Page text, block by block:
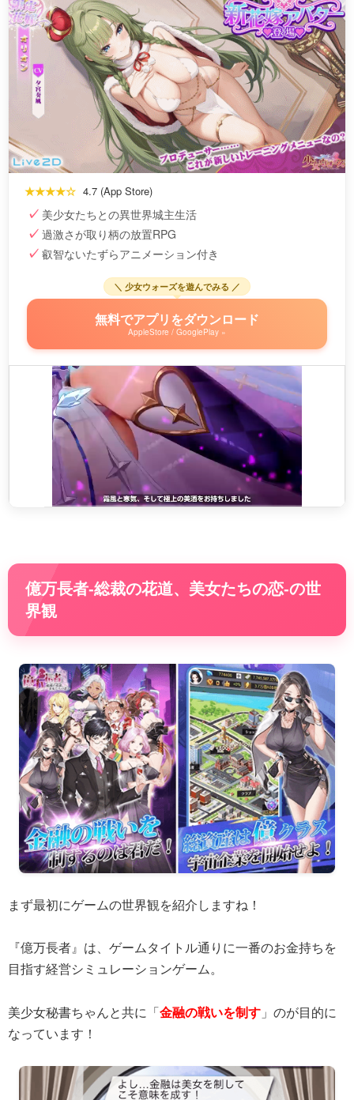
★★★★☆ 4.7 (App Store)
美少女たちとの異世界城主生活
過激さが取り柄の放置RPG
叡智ないたずらアニメーション付き
＼ 少女ウォーズを遊んでみる ／
無料でアプリをダウンロード
AppleStore / GooglePlay »
億万長者-総裁の花道、美女たちの恋-の世
界観
まず最初にゲームの世界観を紹介しますね！
『億万長者』は、ゲームタイトル通りに一番のお金持ちを
目指す経営シミュレーションゲーム。
美少女秘書ちゃんと共に「 金融の戦いを制す 」のが目的に
なっています！